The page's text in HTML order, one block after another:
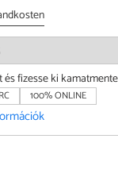
és fizesse ki
100% ONLINE